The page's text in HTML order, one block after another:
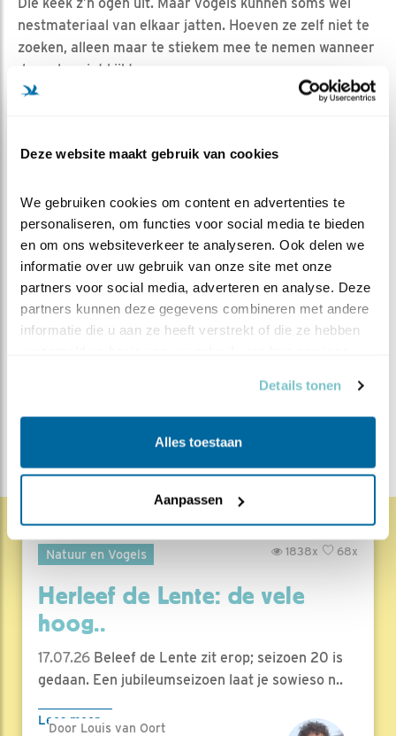
Deze website maakt gebruik van cookies
We gebruiken cookies om content en advertenties te
personaliseren, om functies voor social media te bieden
en om ons websiteverkeer te analyseren. Ook delen we
informatie over uw gebruik van onze site met onze
partners voor social media, adverteren en analyse. Deze
partners kunnen deze gegevens combineren met andere
informatie die u aan ze heeft verstrekt of die ze hebben
Details tonen
Alles toestaan
Aanpassen
nestmateriaal van elkaar jatten. Hoeven ze zelf niet te
zoeken, alleen maar te stiekem mee te nemen wanneer
de ander niet kijkt.
De derde concurrent komt in de vorm van de
zich zowaar al even laten zien op het erf en voor de
camera! Voor het geval je het gemist hebt, ik heb
ongeveer 2/10 van een seconde. De komende dagen
moet uitwijzen of de zwaluw weer nestplannen heeft in
de schuur. En of ie zijn oude nest terug wil…
Vind ik leuk
Bewaar deze blog
MEER OVER
DEEL DIT BERICHT
Natuur en Vogels 68x
1838x
Herleef de Lente: de vele
hoog..
17.07.26 Beleef de Lente zit erop; seizoen 20 is
gedaan. Een jubileumseizoen laat je sowieso n..
Lees meer
Door Louis van Oort